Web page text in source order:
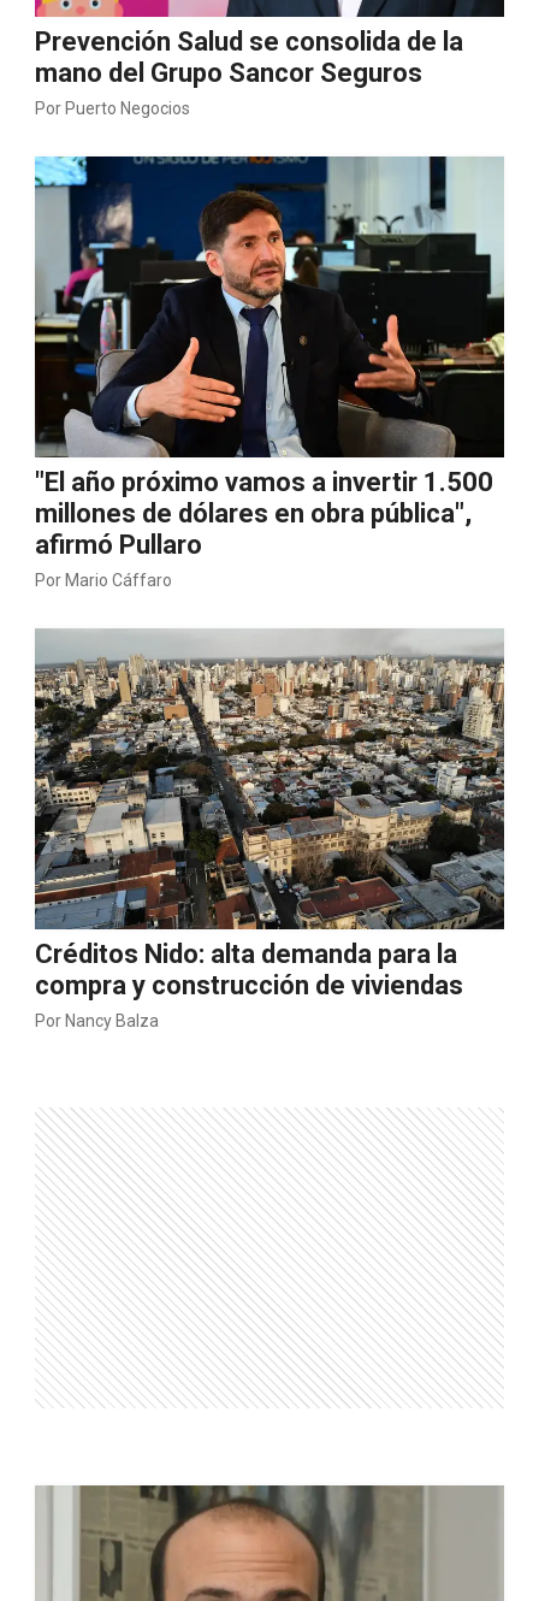
Prevención Salud se consolida de la
mano del Grupo Sancor Seguros
Por Puerto Negocios
"El año próximo vamos a invertir 1.500
millones de dólares en obra pública",
afirmó Pullaro
Por Mario Cáffaro
Créditos Nido: alta demanda para la
compra y construcción de viviendas
Por Nancy Balza